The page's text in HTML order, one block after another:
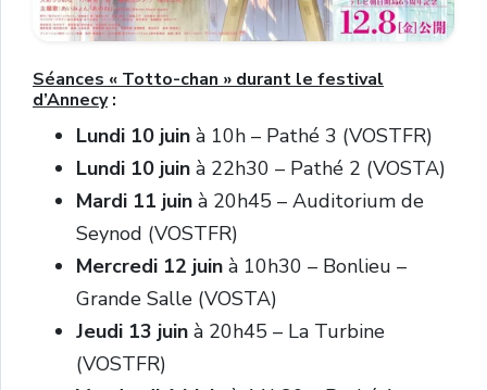
Séances « Totto-chan » durant le festival
d’Annecy:
Lundi 10 juin à 10h – Pathé 3 (VOSTFR)
Lundi 10 juin à 22h30 – Pathé 2 (VOSTA)
Mardi 11 juin à 20h45 – Auditorium de
Seynod (VOSTFR)
Mercredi 12 juin à 10h30 – Bonlieu –
Grande Salle (VOSTA)
Jeudi 13 juin à 20h45 – La Turbine
(VOSTFR)